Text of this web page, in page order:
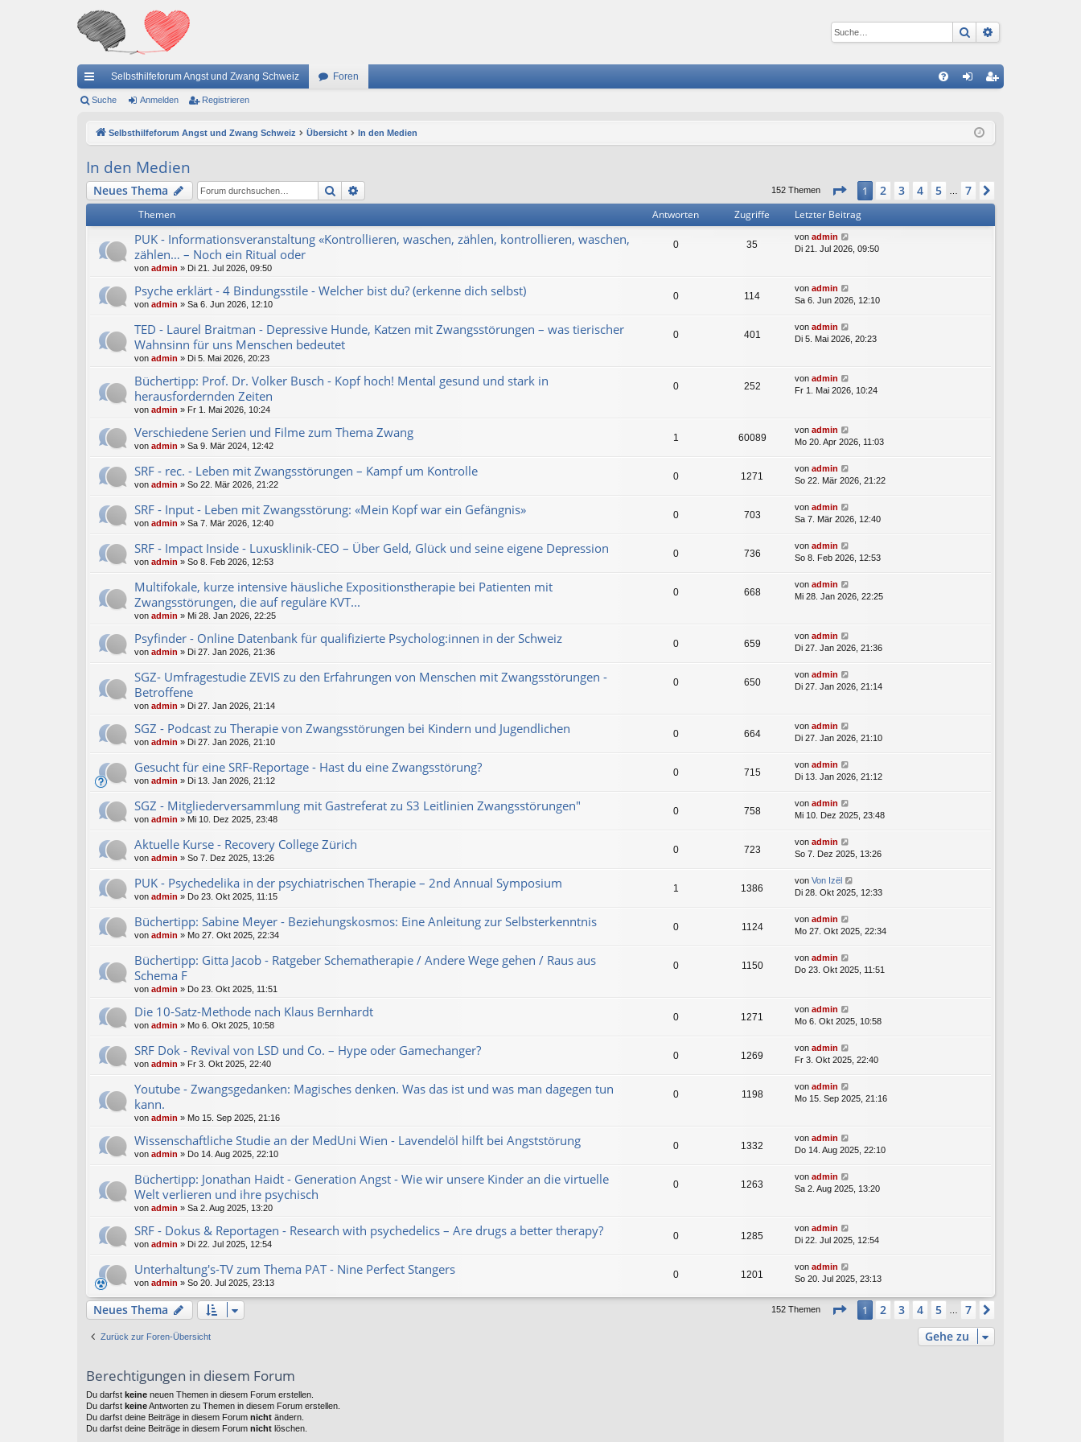
Suche
ch
ug
riff
Selbsthilfeforum Angst und Zwang Schweiz Foren
n
ist
Suche Anmelden Registrieren
Selbsthilfeforum Angst und Zwang Schweiz Übersicht In den Medien
In den Medien
Neues Thema Suche 152 Themen Seite 1von 7
1 2 3 4 5 7
Themen Antworten Zugriffe Letzter Beitrag
PUK - Informationsveranstaltung «Kontrollieren, waschen, zählen, kontrollieren, waschen,
zählen… – Noch ein Ritual oder
von admin » Di 21. Jul 2026, 09:50
0 35
von admin
Di 21. Jul 2026, 09:50
Psyche erklärt - 4 Bindungsstile - Welcher bist du? (erkenne dich selbst)
von admin » Sa 6. Jun 2026, 12:10
0 114
von admin
Sa 6. Jun 2026, 12:10
TED - Laurel Braitman - Depressive Hunde, Katzen mit Zwangsstörungen – was tierischer
Wahnsinn für uns Menschen bedeutet
von admin » Di 5. Mai 2026, 20:23
0 401
von admin
Di 5. Mai 2026, 20:23
Büchertipp: Prof. Dr. Volker Busch - Kopf hoch! Mental gesund und stark in
herausfordernden Zeiten
von admin » Fr 1. Mai 2026, 10:24
0 252
von admin
Fr 1. Mai 2026, 10:24
Verschiedene Serien und Filme zum Thema Zwang
von admin » Sa 9. Mär 2024, 12:42
1 60089
von admin
Mo 20. Apr 2026, 11:03
SRF - rec. - Leben mit Zwangsstörungen – Kampf um Kontrolle
von admin » So 22. Mär 2026, 21:22
0 1271
von admin
So 22. Mär 2026, 21:22
SRF - Input - Leben mit Zwangsstörung: «Mein Kopf war ein Gefängnis»
von admin » Sa 7. Mär 2026, 12:40
0 703
von admin
Sa 7. Mär 2026, 12:40
SRF - Impact Inside - Luxusklinik-CEO – Über Geld, Glück und seine eigene Depression
von admin » So 8. Feb 2026, 12:53
0 736
von admin
So 8. Feb 2026, 12:53
Multifokale, kurze intensive häusliche Expositionstherapie bei Patienten mit
Zwangsstörungen, die auf reguläre KVT...
von admin » Mi 28. Jan 2026, 22:25
0 668
von admin
Mi 28. Jan 2026, 22:25
Psyfinder - Online Datenbank für qualifizierte Psycholog:innen in der Schweiz
von admin » Di 27. Jan 2026, 21:36
0 659
von admin
Di 27. Jan 2026, 21:36
SGZ- Umfragestudie ZEVIS zu den Erfahrungen von Menschen mit Zwangsstörungen -
Betroffene
von admin » Di 27. Jan 2026, 21:14
0 650
von admin
Di 27. Jan 2026, 21:14
SGZ - Podcast zu Therapie von Zwangsstörungen bei Kindern und Jugendlichen
von admin » Di 27. Jan 2026, 21:10
0 664
von admin
Di 27. Jan 2026, 21:10
Gesucht für eine SRF-Reportage - Hast du eine Zwangsstörung?
von admin » Di 13. Jan 2026, 21:12
0 715
von admin
Di 13. Jan 2026, 21:12
SGZ - Mitgliederversammlung mit Gastreferat zu S3 Leitlinien Zwangsstörungen"
von admin » Mi 10. Dez 2025, 23:48
0 758
von admin
Mi 10. Dez 2025, 23:48
Aktuelle Kurse - Recovery College Zürich
von admin » So 7. Dez 2025, 13:26
0 723
von admin
So 7. Dez 2025, 13:26
PUK - Psychedelika in der psychiatrischen Therapie – 2nd Annual Symposium
von admin » Do 23. Okt 2025, 11:15
1 1386
von Von Izël
Di 28. Okt 2025, 12:33
Büchertipp: Sabine Meyer - Beziehungskosmos: Eine Anleitung zur Selbsterkenntnis
von admin » Mo 27. Okt 2025, 22:34
0 1124
von admin
Mo 27. Okt 2025, 22:34
Büchertipp: Gitta Jacob - Ratgeber Schematherapie / Andere Wege gehen / Raus aus
Schema F
von admin » Do 23. Okt 2025, 11:51
0 1150
von admin
Do 23. Okt 2025, 11:51
Die 10-Satz-Methode nach Klaus Bernhardt
von admin » Mo 6. Okt 2025, 10:58
0 1271
von admin
Mo 6. Okt 2025, 10:58
SRF Dok - Revival von LSD und Co. – Hype oder Gamechanger?
von admin » Fr 3. Okt 2025, 22:40
0 1269
von admin
Fr 3. Okt 2025, 22:40
Youtube - Zwangsgedanken: Magisches denken. Was das ist und was man dagegen tun
kann.
von admin » Mo 15. Sep 2025, 21:16
0 1198
von admin
Mo 15. Sep 2025, 21:16
Wissenschaftliche Studie an der MedUni Wien - Lavendelöl hilft bei Angststörung
von admin » Do 14. Aug 2025, 22:10
0 1332
von admin
Do 14. Aug 2025, 22:10
Büchertipp: Jonathan Haidt - Generation Angst - Wie wir unsere Kinder an die virtuelle
Welt verlieren und ihre psychisch
von admin » Sa 2. Aug 2025, 13:20
0 1263
von admin
Sa 2. Aug 2025, 13:20
SRF - Dokus & Reportagen - Research with psychedelics – Are drugs a better therapy?
von admin » Di 22. Jul 2025, 12:54
0 1285
von admin
Di 22. Jul 2025, 12:54
Unterhaltung's-TV zum Thema PAT - Nine Perfect Stangers
von admin » So 20. Jul 2025, 23:13
0 1201
von admin
So 20. Jul 2025, 23:13
Neues Thema 152 Themen Seite 1von 7
1 2 3 4 5 7
Zurück zur Foren-Übersicht Gehe zu
Berechtigungen in diesem Forum
Du darfst keine neuen Themen in diesem Forum erstellen.
Du darfst keineAntworten zu Themen in diesem Forum erstellen.
Du darfst deine Beiträge in diesem Forum nicht ändern.
Du darfst deine Beiträge in diesem Forum nicht löschen.